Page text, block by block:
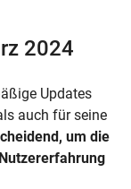
2024
Updates
auch für seine
um die